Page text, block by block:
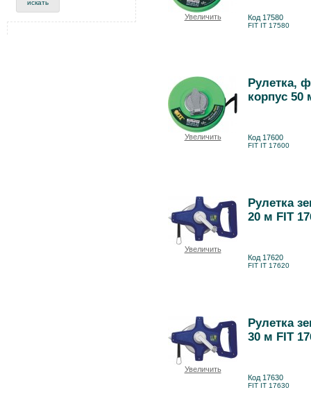
Увеличить Код 17580
FIT IT 17580
Увеличить
Рулетка,
корпус 50
Код 17600
FIT IT 17600
Увеличить
Рулетка
20 м FIT
Код 17620
FIT IT 17620
Увеличить
Рулетка
30 м FIT
Код 17630
FIT IT 17630